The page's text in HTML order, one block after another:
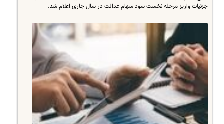
جزئیات واریز مرحله نخست سود سهام عدالت در سال جاری اعلام شد.